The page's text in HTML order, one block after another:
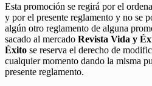
Esta promoción se regirá por el
y por el presente reglamento y no se
algún otro reglamento de alguna
sacado al mercado Revista Vida y
Éxito se reserva el derecho de
cualquier momento dando la misma
presente reglamento.